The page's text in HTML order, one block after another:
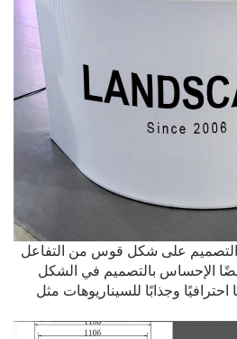
على شكل قوس من التفاعل
الإحساس بالتصميم في الشكل
وجذابًا للسيناريوهات مثل